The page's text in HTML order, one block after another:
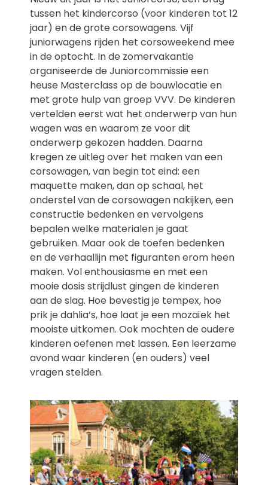
tussen het kindercorso (voor kinderen tot 12
jaar) en de grote corsowagens. Vijf
juniorwagens rijden het corsoweekend mee
in de optocht. In de zomervakantie
organiseerde de Juniorcommissie een
heuse Masterclass op de bouwlocatie en
met grote hulp van groep VVV. De kinderen
vertelden eerst wat het onderwerp van hun
wagen was en waarom ze voor dit
onderwerp gekozen hadden. Daarna
kregen ze uitleg over het maken van een
corsowagen, van begin tot eind: een
maquette maken, dan op schaal, het
onderstel van de corsowagen nakijken, een
constructie bedenken en vervolgens
bepalen welke materialen je gaat
gebruiken. Maar ook de toefen bedenken
en de verhaallijn met figuranten erom heen
maken. Vol enthousiasme en met een
mooie dosis strijdlust gingen de kinderen
aan de slag. Hoe bevestig je tempex, hoe
prik je dahlia’s, hoe laat je een mozaïek het
mooiste uitkomen. Ook mochten de oudere
kinderen oefenen met lassen. Een leerzame
avond waar kinderen (en ouders) veel
vragen stelden.